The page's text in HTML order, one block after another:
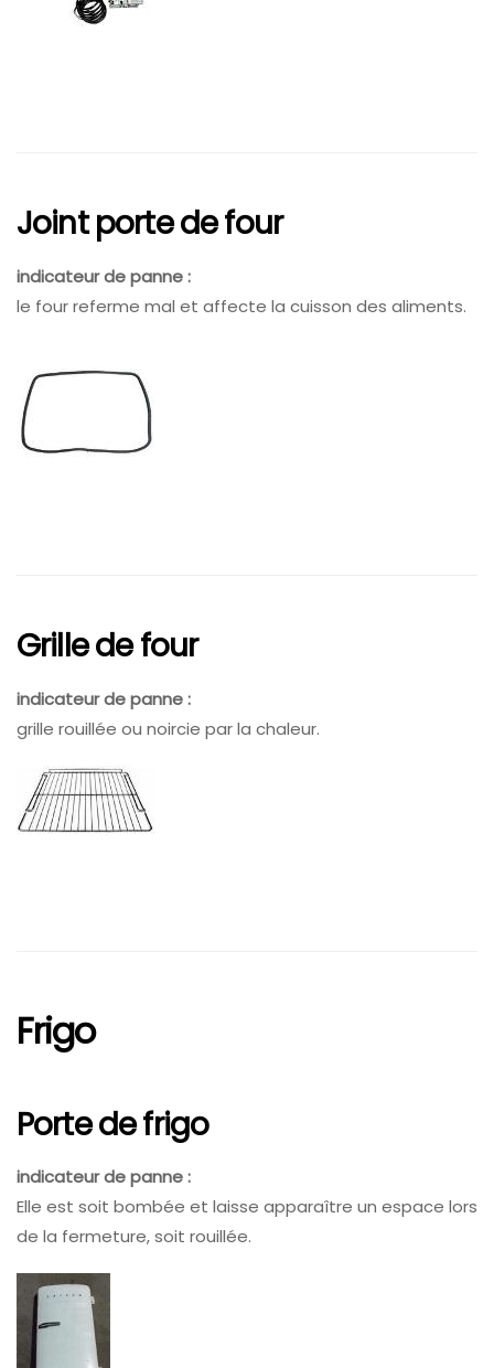
Joint porte de four
indicateur de panne :
le four referme mal et affecte la cuisson des aliments.
Grille de four
indicateur de panne :
grille rouillée ou noircie par la chaleur.
Frigo
Porte de frigo
indicateur de panne :
Elle est soit bombée et laisse apparaître un espace lors
de la fermeture, soit rouillée.